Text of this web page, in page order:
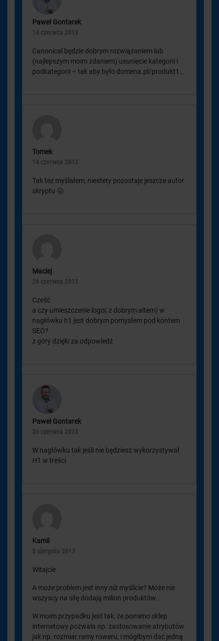
Paweł Gontarek
14 czerwca 2013
Canonical będzie dobrym rozwiązaniem lub
(najlepszym moim zdaniem) usunięcie kategorii i
podkategorii – tak aby było domena.pl/produkt1…
Tomek
14 czerwca 2013
Tak tez myślałem, niestety pozostaje jeszcze autor
skryptu 😛
Maciej
26 czerwca 2013
Cześć
a czy umieszczenie logo( z dobrym altem) w
nagłówku h1 jest dobrym pomysłem pod kontem
SEO?
z góry dzięki za odpowiedź
Paweł Gontarek
26 czerwca 2013
W nagłówku tak jeśli nie będziesz wykorzystywał
H1 w treści
Kamil
5 sierpnia 2013
Witajcie
A może problem jest inny niż myślicie? Może nie
wszyscy na siłę dodają milion produktów.
W moim przypadku jest tak, że pomimo sklep
internetowy pozwala np. zastosowanie atrybutów
jak np. rozmiar ramy roweru, i mógłbym dać jedną